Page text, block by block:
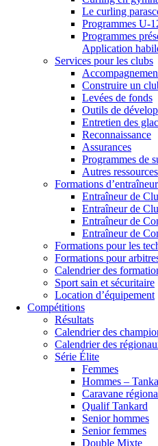
Le curling
Programmes U-
Programmes
Application
Services pour les clubs
Construire un
Levées de fonds
Outils de
Entretien des
Reconnaissance
Assurances
Programmes de
Autres ressources
Formations d’entraîneur
Entraîneur de
Entraîneur de
Entraîneur de
Entraîneur de
Formations pour les
Formations pour
Calendrier des
Sport sain et sécuritaire
Location d’équipement
Compétitions
Résultats
Calendrier des
Calendrier des
Série Élite
Femmes
Hommes –
Caravane
Qualif Tankard
Senior hommes
Senior femmes
Double Mixte